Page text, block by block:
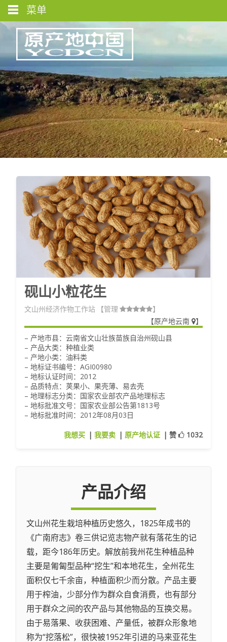
砚山小粒花生
文山州经济作物工作站 【管理 】
【原产地云南
】
– 产地市县：云南省文山壮族苗族自治州砚山县
– 产品大类：种植业类
– 产地小类：油料类
– 地标证书编号：AGI00980
– 地标认证时间：2012
– 品质特点：荚果小、果壳薄、易去壳
– 地理标志分类：国家农业部农产品地理标志
– 地标批准文号：国家农业部公告第1813号
– 地标批准时间：2012年08月03日
我想买 | 我要卖 | 原产地认证 | 赞 1032
产品介绍
文山州花生栽培种植历史悠久，1825年成书的
《广南府志》卷三供记览志物产就有落花生的记
载，距今186年历史。解放前我州花生种植品种
主要是匍匐型品种“挖生”和本地花生，全州花生
面积仅七千余亩，种植面积少而分散。产品主要
用于榨油，少部分作为群众自食消费，也有部分
用于群众之间的农产品与其他物品的互换交易。
由于易落果、收获困难、产量低，被群众形象地
称为“挖落松”，很快被1952年引进的马来亚花生
菜单